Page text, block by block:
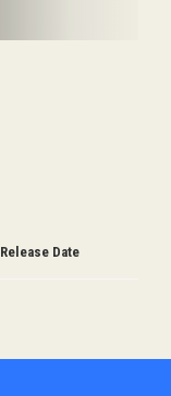
Release Date